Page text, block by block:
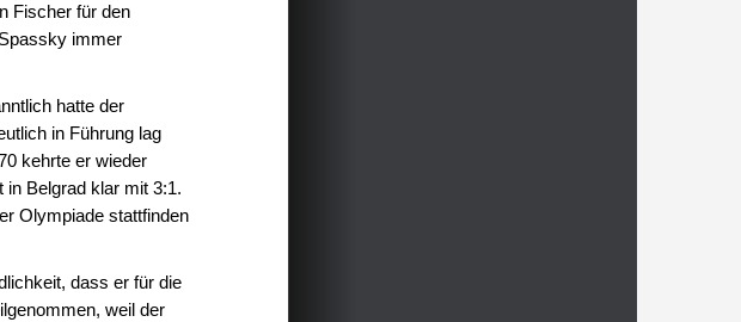
Fischer für den
immer
hatte der
in Führung lag
kehrte er wieder
Belgrad klar mit 3:1.
Olympiade stattfinden
dass er für die
weil der